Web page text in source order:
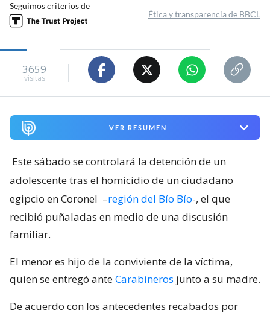
Seguimos criterios de
Ética y transparencia de BBCL
3659
visitas
VER RESUMEN
Este sábado se controlará la detención de un
adolescente tras el homicidio de un ciudadano
egipcio en Coronel –región del Bío Bío-, el que
recibió puñaladas en medio de una discusión
familiar.
El menor es hijo de la conviviente de la víctima,
quien se entregó anteCarabineros junto a su madre.
De acuerdo con los antecedentes recabados por